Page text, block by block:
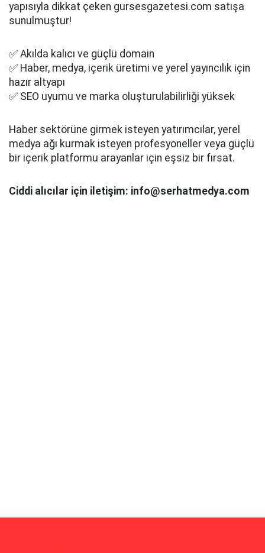
yapısıyla dikkat çeken gursesgazetesi.com satışa
sunulmuştur!
✅ Akılda kalıcı ve güçlü domain
✅ Haber, medya, içerik üretimi ve yerel yayıncılık için
hazır altyapı
✅ SEO uyumu ve marka oluşturulabilirliği yüksek
Haber sektörüne girmek isteyen yatırımcılar, yerel
medya ağı kurmak isteyen profesyoneller veya güçlü
bir içerik platformu arayanlar için eşsiz bir fırsat.
Ciddi alıcılar için iletişim: info@serhatmedya.com